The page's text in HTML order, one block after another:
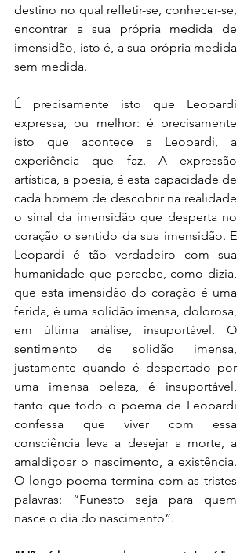
destino no qual refletir-se, conhecer-se,
encontrar a sua própria medida de
imensidão, isto é, a sua própria medida
sem medida.
É precisamente isto que Leopardi
expressa, ou melhor: é precisamente
isto que acontece a Leopardi, a
experiência que faz. A expressão
artística, a poesia, é esta capacidade de
cada homem de descobrir na realidade
o sinal da imensidão que desperta no
coração o sentido da sua imensidão. E
Leopardi é tão verdadeiro com sua
humanidade que percebe, como dizia,
que esta imensidão do coração é uma
ferida, é uma solidão imensa, dolorosa,
em última análise, insuportável. O
sentimento de solidão imensa,
justamente quando é despertado por
uma imensa beleza, é insuportável,
tanto que todo o poema de Leopardi
confessa que viver com essa
consciência leva a desejar a morte, a
amaldiçoar o nascimento, a existência.
O longo poema termina com as tristes
palavras: “Funesto seja para quem
nasce o dia do nascimento”.